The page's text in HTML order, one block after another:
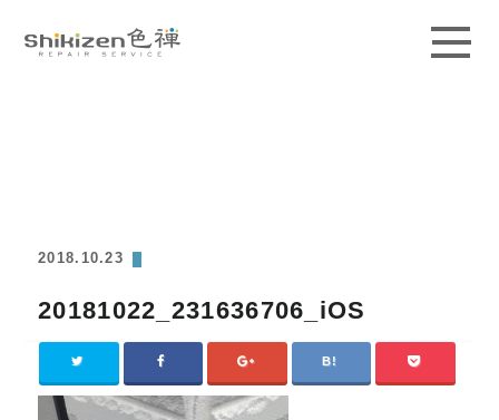
WORKS
PRICE / AREA
SCHOOL
2018.10.23
20181022_231636706_iOS